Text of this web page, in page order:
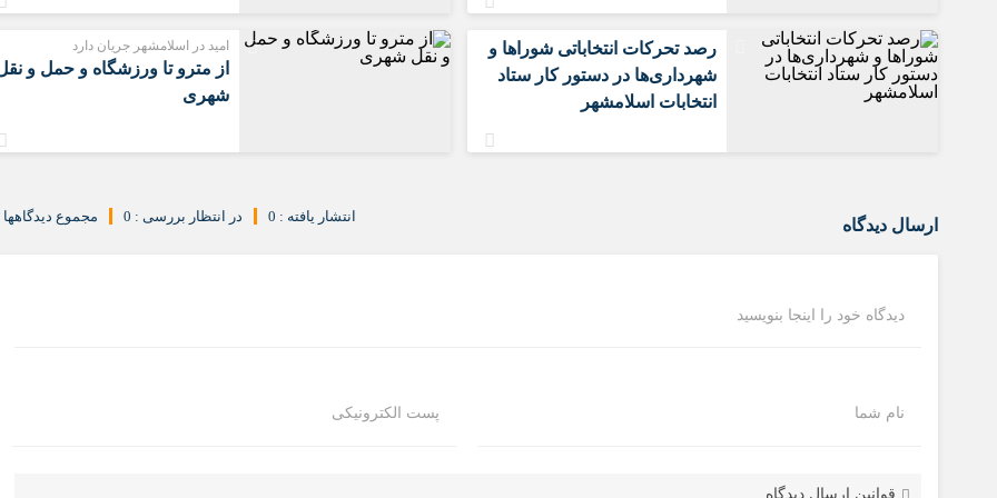
رصد تحرکات انتخاباتی شوراها و
شهرداری‌ها در دستور کار ستاد
انتخابات اسلامشهر
امید در اسلامشهر جریان دارد
از مترو تا ورزشگاه و حمل‌ و
شهری
ارسال دیدگاه مجموع دیدگاهها در انتظار بررسی : 0 انتشار یافته : 0
دیدگاه خود را اینجا بنویسید
نام شما پست الکترونیکی
قوانین ارسال دیدگاه